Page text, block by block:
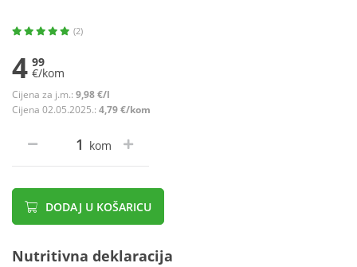
(2)
4 99
€/kom
Cijena za j.m.: 9,98 €/l
Cijena 02.05.2025.: 4,79 €/kom
kom
DODAJ U KOŠARICU
Nutritivna deklaracija